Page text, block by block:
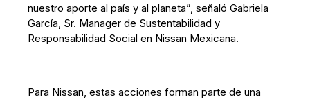
nuestro aporte al país y al planeta”, señaló Gabriela
García, Sr. Manager de Sustentabilidad y
Responsabilidad Social en Nissan Mexicana.
Para Nissan, estas acciones forman parte de una